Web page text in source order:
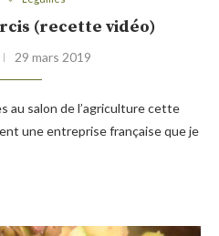
(recette vidéo)
29 mars 2019
au salon de l’agriculture cette
une entreprise française que je